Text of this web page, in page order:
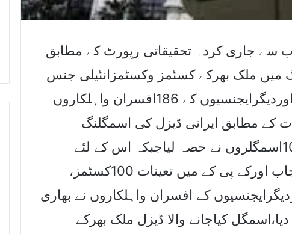
سے جاری کردہ تحقیقاتی رپورٹ کے مطابق
میں ملک بھرکے کسٹمز وکسٹمزانٹیلی جنس
افسران واہلکارسمیت پولیس ،سی آئی اے اوردیگرایجنسیوں کے 186افسران واہلکاروں
کے مطابق ایرانی ڈیزل کی اسمگلنگ
پنجاب،کے پی کے، سندھ اوربلوچستان کے 105اسمگلروں نے حصہ لیاجبکہ اس کے لئے
سہولت کاری کا کرداربلوچستان، سندھ ،پنجاب اورکے پی کے میں تعینات 100کسٹمز،
کے افسران واہلکاروں نے بھاری
کیاجانے والا ڈیزل ملک بھرکے